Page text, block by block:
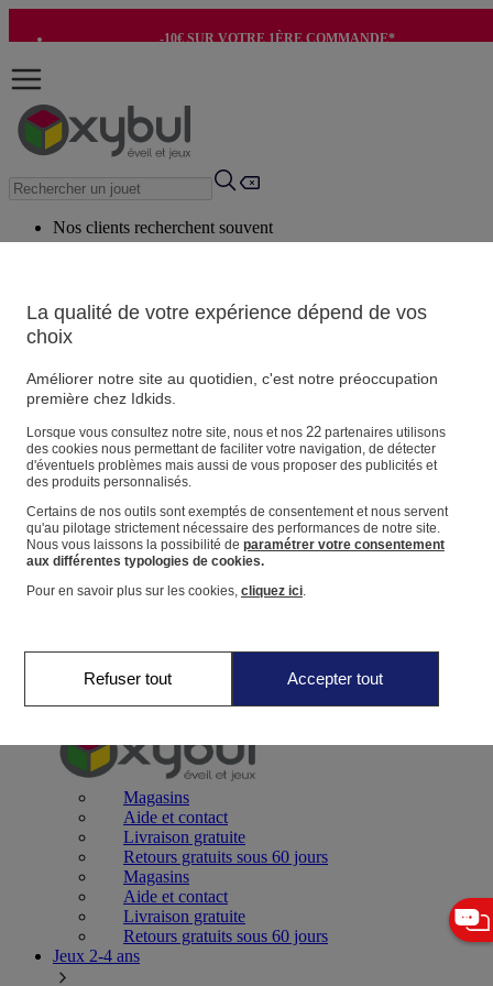
-10€ SUR VOTRE 1ÈRE COMMANDE*
Nos clients recherchent souvent
Conseils suggérés
Produits suggérés
Vos informations personnelles
Suivre une commande
Magasin
Panier
Favoris
Jeux 0-2 ans
Magasins
Aide et contact
Livraison gratuite
Retours gratuits sous 60 jours
Magasins
Aide et contact
Livraison gratuite
Retours gratuits sous 60 jours
Jeux 2-4 ans
La qualité de votre expérience dépend de vos
choix
Améliorer notre site au quotidien, c'est notre préoccupation
première chez Idkids.
Lorsque vous consultez notre site, nous et nos 22partenaires utilisons
des cookies nous permettant de faciliter votre navigation, de détecter
d'éventuels problèmes mais aussi de vous proposer des publicités et
des produits personnalisés.
Certains de nos outils sont exemptés de consentement et nous servent
qu'au pilotage strictement nécessaire des performances de notre site.
Nous vous laissons la possibilité de paramétrer votre consentement
aux différentes typologies de cookies.
Pour en savoir plus sur les cookies, cliquez ici.
Refuser tout Accepter tout